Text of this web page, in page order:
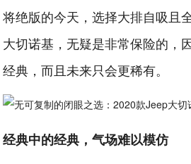
将绝版的今天，选择大排自吸且
大切诺基，无疑是非常保险的，
经典，而且未来只会更稀有。
经典中的经典，气场难以模仿